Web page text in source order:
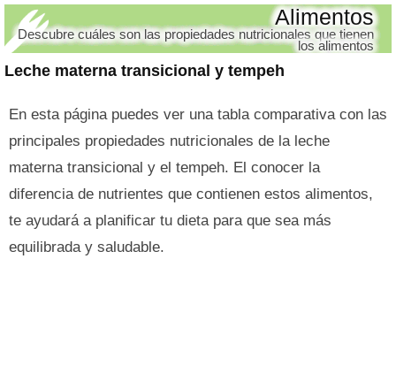
Leche materna transicional y tempeh
Alimentos
Descubre cuáles son las propiedades nutricionales que tienen
los alimentos
En esta página puedes ver una tabla comparativa con las
principales propiedades nutricionales de la leche
materna transicional y el tempeh. El conocer la
diferencia de nutrientes que contienen estos alimentos,
te ayudará a planificar tu dieta para que sea más
equilibrada y saludable.